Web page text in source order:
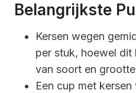
Belangrijkste
Kersen wegen
per stuk, hoewel dit
van soort en
Een cup met